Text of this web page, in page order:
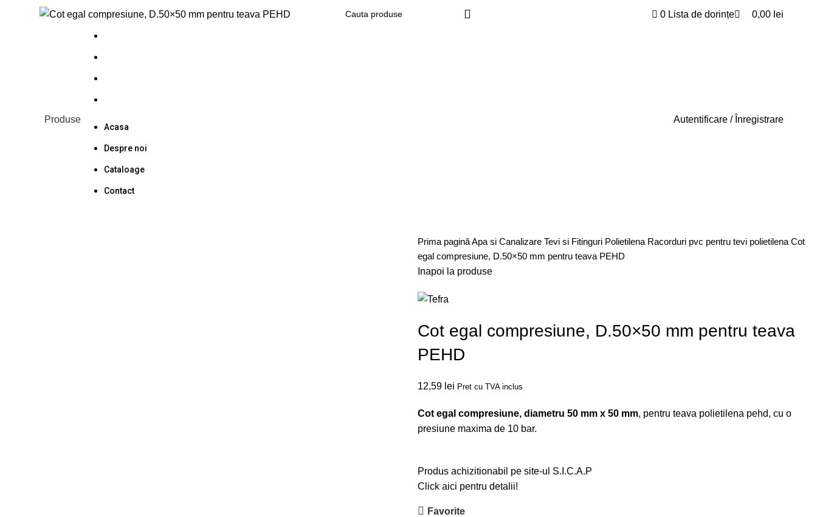
0 Lista de dorințe 0,00 lei
Produse
Acasa
Despre noi
Cataloage
Contact
Autentificare / Înregistrare
Prima paginăApa si Canalizare Tevi si Fitinguri Polietilena Racorduri pvc pentru tevi polietilena Cot
egal compresiune, D.50×50 mm pentru teava PEHD
Inapoi la produse
Cot egal compresiune, D.50×50 mm pentru teava
PEHD
12,59 lei Pret cu TVA inclus
Cot egal compresiune, diametru 50 mm x 50 mm, pentru teava polietilena pehd, cu o
presiune maxima de 10 bar.
Produs achizitionabil pe site-ul S.I.C.A.P
Click aici pentru detalii!
Favorite